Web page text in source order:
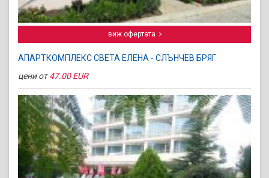
виж офертата
АПАРТКОМПЛЕКС СВЕТА ЕЛЕНА - СЛЪНЧЕВ БРЯГ
цени от47.00 EUR